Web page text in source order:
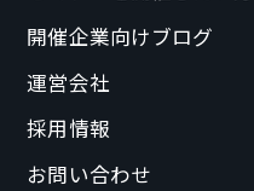
開催企業向けブログ
運営会社
採用情報
お問い合わせ